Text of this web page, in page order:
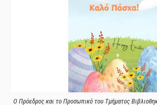
Ο Πρόεδρος και το Προσωπικό του Τμήματος